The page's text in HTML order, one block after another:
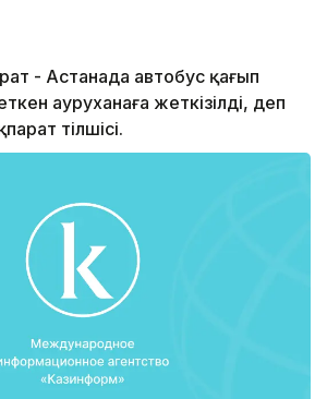
- Астанада автобус қағып
ауруханаға жеткізілді, деп
тілшісі.